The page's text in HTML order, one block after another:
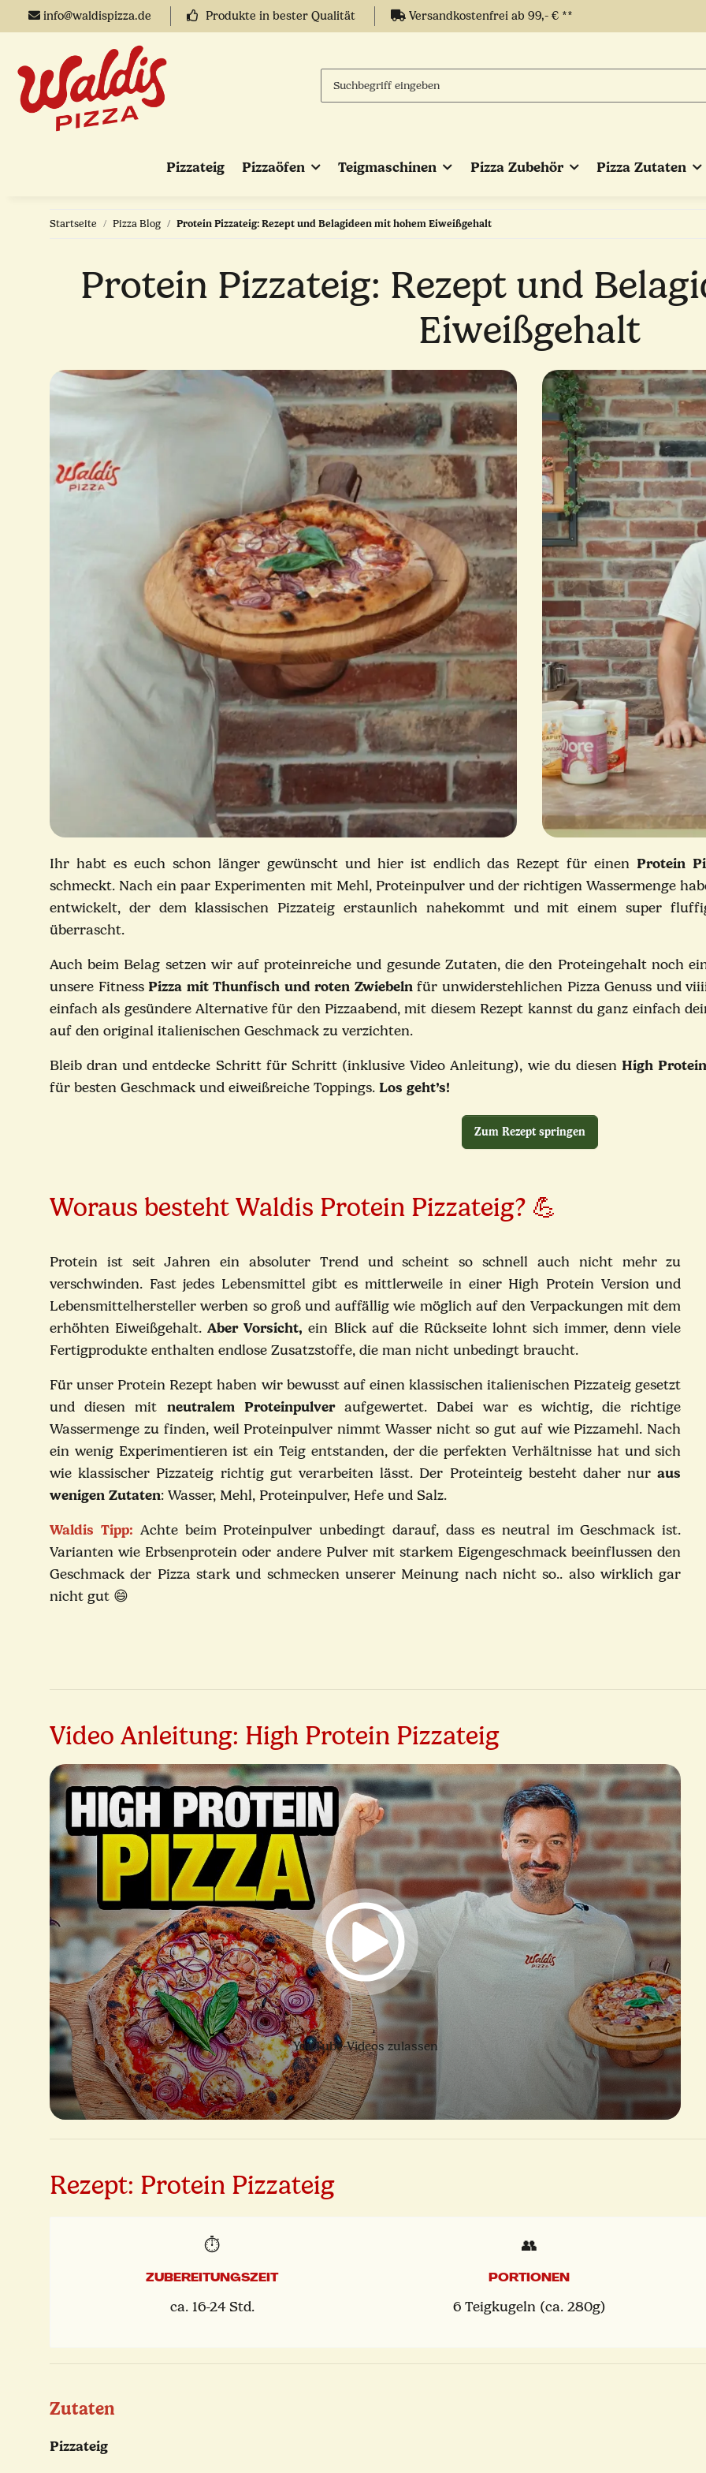
info@waldispizza.de Produkte in bester Qualität Versandkostenfrei ab 99,- € **
Pizzateig Pizzaöfen Teigmaschinen Pizza Zubehör Pizza Zutaten
Startseite Pizza Blog Protein Pizzateig: Rezept und Belagideen mit hohem Eiweißgehalt
Protein Pizzateig: Rezept und
Eiweißgehalt
Ihr habt es euch schon länger gewünscht und hier ist endlich das Rezept für einenProtein
schmeckt. Nach ein paar Experimenten mit Mehl, Proteinpulver und der richtigen Wassermenge
entwickelt, der dem klassischen Pizzateig erstaunlich nahekommt und mit einem super
überrascht.
Auch beim Belag setzen wir auf proteinreiche und gesunde Zutaten, die den Proteingehalt noch
unsere FitnessPizza mit Thunfisch und roten Zwiebelnfür unwiderstehlichen Pizza Genuss und
einfach als gesündere Alternative für den Pizzaabend, mit diesem Rezept kannst du ganz einfach
auf den original italienischen Geschmack zu verzichten.
Bleib dran und entdecke Schritt für Schritt (inklusive Video Anleitung), wie du diesen High
für besten Geschmack und eiweißreiche Toppings. Los geht’s!
Zum Rezept springen
Woraus besteht Waldis Protein Pizzateig? 💪
Protein ist seit Jahren ein absoluter Trend und scheint so schnell auch nicht mehr zu
verschwinden. Fast jedes Lebensmittel gibt es mittlerweile in einer High Protein Version und
Lebensmittelhersteller werben so groß und auffällig wie möglich auf den Verpackungen mit dem
erhöhten Eiweißgehalt.Aber Vorsicht, ein Blick auf die Rückseite lohnt sich immer, denn viele
Fertigprodukte enthalten endlose Zusatzstoffe, die man nicht unbedingt braucht.
Für unser Protein Rezept haben wir bewusst auf einen klassischen italienischen Pizzateig gesetzt
und diesen mit neutralem Proteinpulveraufgewertet. Dabei war es wichtig, die richtige
Wassermenge zu finden, weil Proteinpulver nimmt Wasser nicht so gut auf wie Pizzamehl. Nach
ein wenig Experimentieren ist ein Teig entstanden, der die perfekten Verhältnisse hat und sich
wie klassischer Pizzateig richtig gut verarbeiten lässt. Der Proteinteig besteht daher nuraus
wenigen Zutaten: Wasser, Mehl, Proteinpulver, Hefe und Salz.
Waldis Tipp: Achte beim Proteinpulver unbedingt darauf, dass es neutral im Geschmack ist.
Varianten wie Erbsenprotein oder andere Pulver mit starkem Eigengeschmack beeinflussen den
Geschmack der Pizza stark und schmecken unserer Meinung nach nicht so.. also wirklich gar
nicht gut 😄
3,99 €*
39,90 € pro 1 kg
Video Anleitung: High Protein Pizzateig
YouTube-Videos zulassen
Rezept: Protein Pizzateig
⏱️
ZUBEREITUNGSZEIT
ca. 16-24 Std.
👥
PORTIONEN
6 Teigkugeln (ca. 280g)
Zutaten
Pizzateig